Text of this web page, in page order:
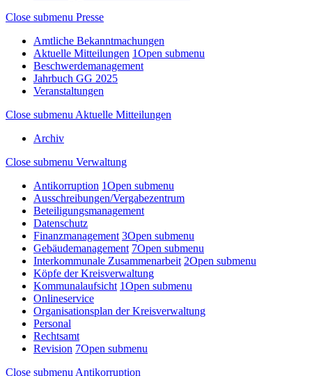
Close submenu Presse
Amtliche Bekanntmachungen
Aktuelle Mitteilungen 1Open submenu
Beschwerdemanagement
Jahrbuch GG 2025
Veranstaltungen
Close submenu Aktuelle Mitteilungen
Archiv
Close submenu Verwaltung
Antikorruption 1Open submenu
Ausschreibungen/Vergabezentrum
Beteiligungsmanagement
Datenschutz
Finanzmanagement 3Open submenu
Gebäudemanagement 7Open submenu
Interkommunale Zusammenarbeit 2Open submenu
Köpfe der Kreisverwaltung
Kommunalaufsicht 1Open submenu
Onlineservice
Organisationsplan der Kreisverwaltung
Personal
Rechtsamt
Revision 7Open submenu
Close submenu Antikorruption